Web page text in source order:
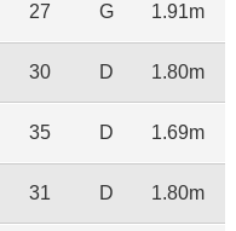
27 G 1.91m
30 D 1.80m
35 D 1.69m
31 D 1.80m